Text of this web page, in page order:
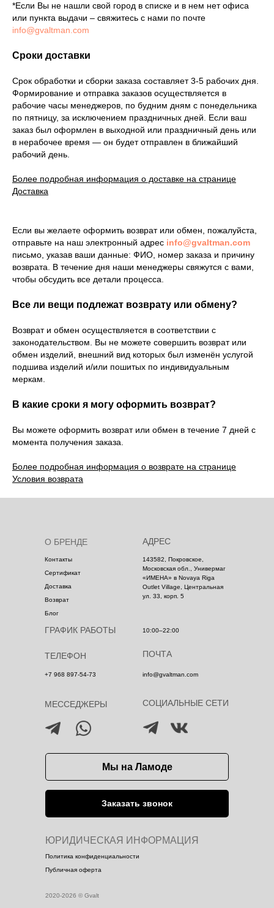
*Если Вы не нашли свой город в списке и в нем нет офиса
или пункта выдачи – свяжитесь с нами по почте
info@gvaltman.com
Сроки доставки
Срок обработки и сборки заказа составляет 3-5 рабочих дня.
Формирование и отправка заказов осуществляется в
рабочие часы менеджеров, по будним дням с понедельника
по пятницу, за исключением праздничных дней. Если ваш
заказ был оформлен в выходной или праздничный день или
в нерабочее время — он будет отправлен в ближайший
рабочий день.
Более подробная информация о доставке на странице
Доставка
Если вы желаете оформить возврат или обмен, пожалуйста,
отправьте на наш электронный адрес info@gvaltman.com
письмо, указав ваши данные: ФИО, номер заказа и причину
возврата. В течение дня наши менеджеры свяжутся с вами,
чтобы обсудить все детали процесса.
Все ли вещи подлежат возврату или обмену?
Возврат и обмен осуществляется в соответствии с
законодательством. Вы не можете совершить возврат или
обмен изделий, внешний вид которых был изменён услугой
подшива изделий и/или пошитых по индивидуальным
меркам.
В какие сроки я могу оформить возврат?
Вы можете оформить возврат или обмен в течение 7 дней с
момента получения заказа.
Более подробная информация о возврате на странице
Условия возврата
О БРЕНДЕ
Политика конфиденциальности
Публичная оферта
ЮРИДИЧЕСКАЯ ИНФОРМАЦИЯ
Контакты
Сертификат
Доставка
Возврат
Блог
2020-2026 © Gvalt
ТЕЛЕФОН ПОЧТА
СОЦИАЛЬНЫЕ СЕТИ
МЕССЕДЖЕРЫ
+7 968 897-54-73 info@gvaltman.com
ГРАФИК РАБОТЫ 10:00–22:00
АДРЕС
143582, Покровское,
Московская обл., Универмаг
«ИМЕНА» в Novaya Riga
Outlet Village, Центральная
ул. 33, корп. 5
Заказать звонок
Мы на Ламоде